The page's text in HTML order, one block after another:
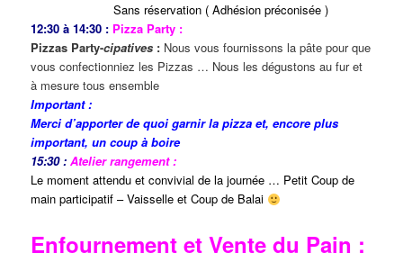
Sans réservation ( Adhésion préconisée )
12:30 à 14:30 : Pizza Party :
Pizzas Party-cipatives : Nous vous fournissons la pâte pour que
vous confectionniez les Pizzas … Nous les dégustons au fur et
à mesure tous ensemble
Important :
Merci d’apporter de quoi garnir la pizza et, encore plus
important, un coup à boire
15:30 : Atelier rangement :
Le moment attendu et convivial de la journée … Petit Coup de
main participatif – Vaisselle et Coup de Balai
Enfournement et Vente du Pain :